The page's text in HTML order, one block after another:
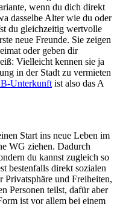
wenn du dich direkt
dasselbe Alter wie du oder
du gleichzeitig wertvolle
neue Freunde. Sie zeigen
oder geben dir
Vielleicht kennen sie ja
in der Stadt zu vermieten
Unterkunft ist also das A
Start ins neue Leben im
WG ziehen. Dadurch
du kannst zugleich so
bestenfalls direkt sozialen
Privatsphäre und Freiheiten,
Personen teilst, dafür aber
ist vor allem bei einem